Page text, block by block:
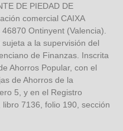
DE PIEDAD DE
comercial CAIXA
Ontinyent (Valencia).
a la supervisión del
de Finanzas. Inscrita
Ahorros Popular, con el
de Ahorros de la
5, y en el Registro
7136, folio 190, sección